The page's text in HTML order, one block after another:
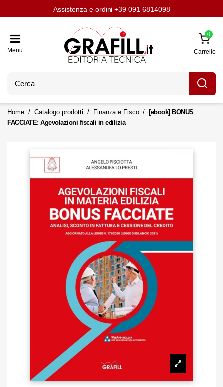
Chi siamoScrivi per noi
Assistenza e ordini +39 091 6814098
Aggiornati con LavoriPubblici.it
Menu
0
Carrello
Home Catalogo prodotti Finanza e Fisco
[ebook] BONUS
FACCIATE: Agevolazioni fiscali in edilizia